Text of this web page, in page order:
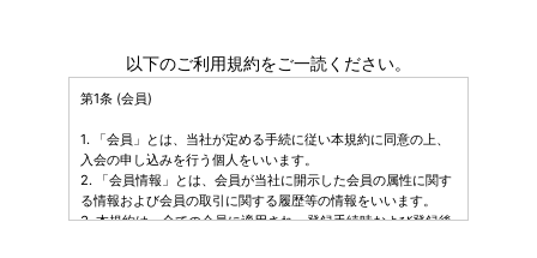
以下のご利用規約をご一読ください。
第1条 (会員)
1. 「会員」とは、当社が定める手続に従い本規約に同意の上、
入会の申し込みを行う個人をいいます。
2. 「会員情報」とは、会員が当社に開示した会員の属性に関す
る情報および会員の取引に関する履歴等の情報をいいます。
3. 本規約は、全ての会員に適用され、登録手続時および登録後